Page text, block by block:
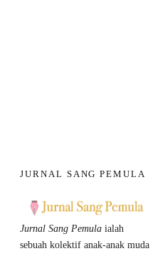
JURNAL SANG PEMULA
Jurnal Sang Pemula ialah
sebuah kolektif anak-anak muda